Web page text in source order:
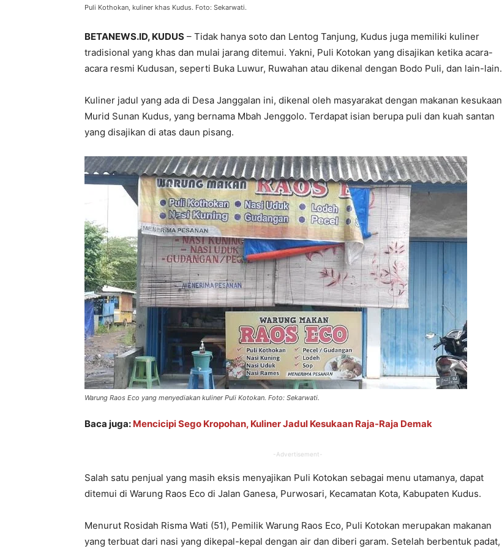
Puli Kothokan, kuliner khas Kudus. Foto: Sekarwati.
BETANEWS.ID, KUDUS – Tidak hanya soto dan Lentog Tanjung, Kudus juga memiliki kuliner
tradisional yang khas dan mulai jarang ditemui. Yakni, Puli Kotokan yang disajikan ketika acara-
acara resmi Kudusan, seperti Buka Luwur, Ruwahan atau dikenal dengan Bodo Puli, dan lain-lain.
Kuliner jadul yang ada di Desa Janggalan ini, dikenal oleh masyarakat dengan makanan kesukaan
Murid Sunan Kudus, yang bernama Mbah Jenggolo. Terdapat isian berupa puli dan kuah santan
yang disajikan di atas daun pisang.
Warung Raos Eco yang menyediakan kuliner Puli Kotokan. Foto: Sekarwati.
Baca juga: Mencicipi Sego Kropohan, Kuliner Jadul Kesukaan Raja-Raja Demak
-Advertisement-
Salah satu penjual yang masih eksis menyajikan Puli Kotokan sebagai menu utamanya, dapat
ditemui di Warung Raos Eco di Jalan Ganesa, Purwosari, Kecamatan Kota, Kabupaten Kudus.
Menurut Rosidah Risma Wati (51), Pemilik Warung Raos Eco, Puli Kotokan merupakan makanan
yang terbuat dari nasi yang dikepal-kepal dengan air dan diberi garam. Setelah berbentuk padat,